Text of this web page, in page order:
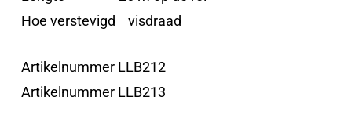
Hoe verstevigd visdraad
Artikelnummer LLB212
Artikelnummer LLB213